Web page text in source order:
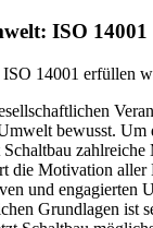
ISO 14001
ISO 14001 erfüllen
bewusst. Um
zahlreiche
die Motivation aller
und engagierten
Grundlagen ist